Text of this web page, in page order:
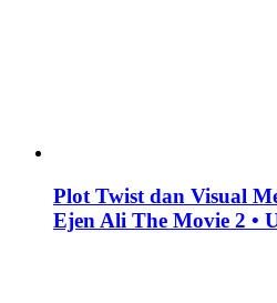
Plot Twist dan Visual
Ejen Ali The Movie 2 •